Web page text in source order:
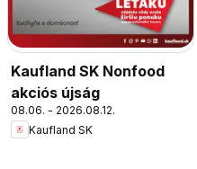
Kaufland SK Nonfood
akciós újság
08.06. - 2026.08.12.
Kaufland SK